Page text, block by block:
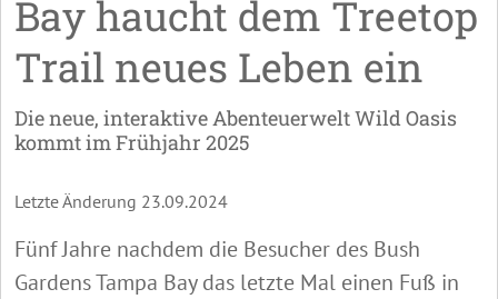
Bay haucht dem Treetop
Trail neues Leben ein
Die neue, interaktive Abenteuerwelt Wild Oasis
kommt im Frühjahr 2025
Letzte Änderung 23.09.2024
Fünf Jahre nachdem die Besucher des Bush
Gardens Tampa Bay das letzte Mal einen Fuß in